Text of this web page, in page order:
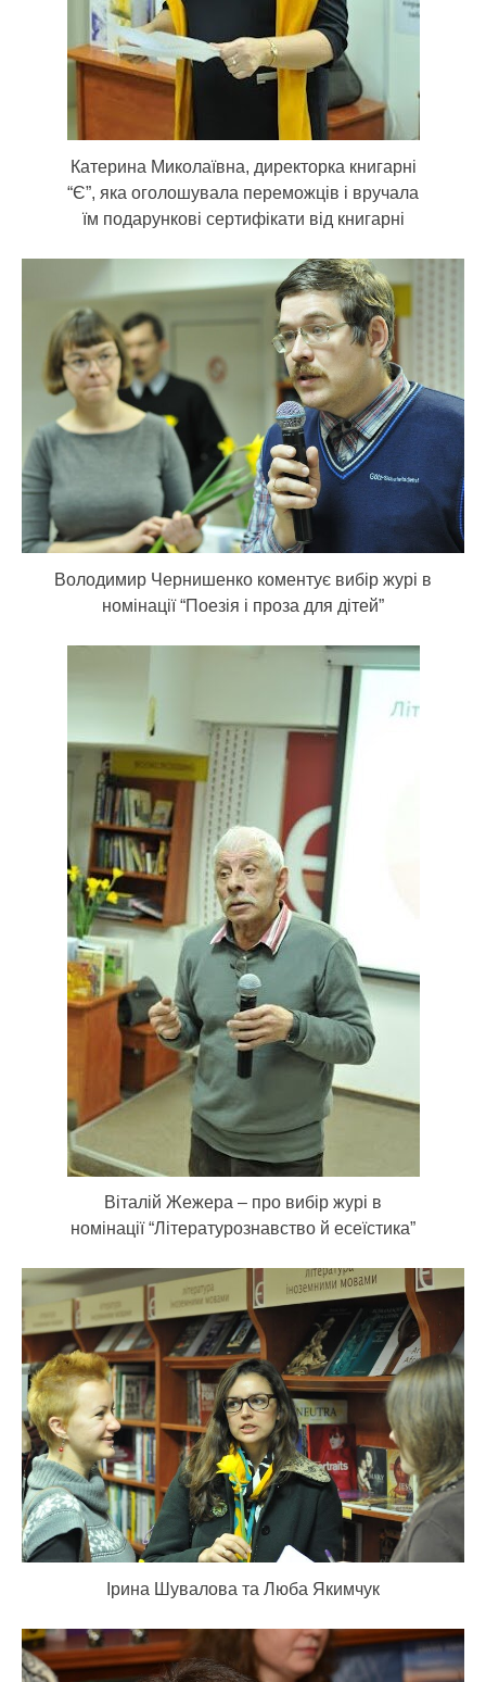
Катерина Миколаївна, директорка книгарні
“Є”, яка оголошувала переможців і вручала
їм подарункові сертифікати від книгарні
Володимир Чернишенко коментує вибір журі в
номінації “Поезія і проза для дітей”
Віталій Жежера – про вибір журі в
номінації “Літературознавство й есеїстика”
Ірина Шувалова та Люба Якимчук